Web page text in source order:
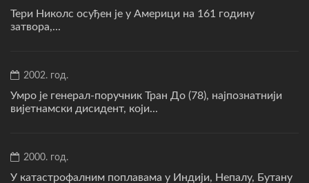
Тери Николс осуђен је у Америци на 161 годину
затвора,...
2002. год.
Умро је генерал-поручник Тран До (78), најпознатнији
вијетнамски дисидент, који...
2000. год.
У катастрофалним поплавама у Индији, Непалу, Бутану